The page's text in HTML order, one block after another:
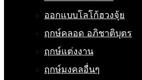
ออกแบบโลโก้ฮวงจุ้ย
ฤกษ์คลอด อภิชาติบุตร
ฤกษ์แต่งงาน
ฤกษ์มงคลอื่นๆ